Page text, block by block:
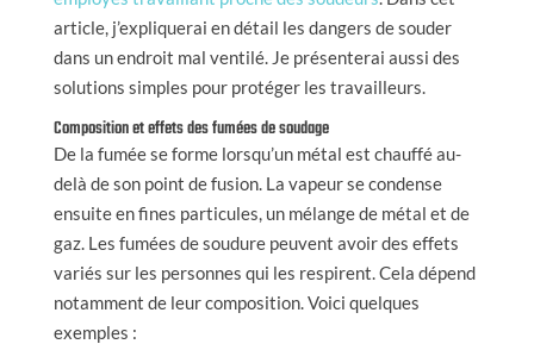
article, j’expliquerai en détail les dangers de souder
dans un endroit mal ventilé. Je présenterai aussi des
solutions simples pour protéger les travailleurs.
Composition et effets des fumées de soudage
De la fumée se forme lorsqu’un métal est chauffé au-
delà de son point de fusion. La vapeur se condense
ensuite en fines particules, un mélange de métal et de
gaz. Les fumées de soudure peuvent avoir des effets
variés sur les personnes qui les respirent. Cela dépend
notamment de leur composition. Voici quelques
exemples :